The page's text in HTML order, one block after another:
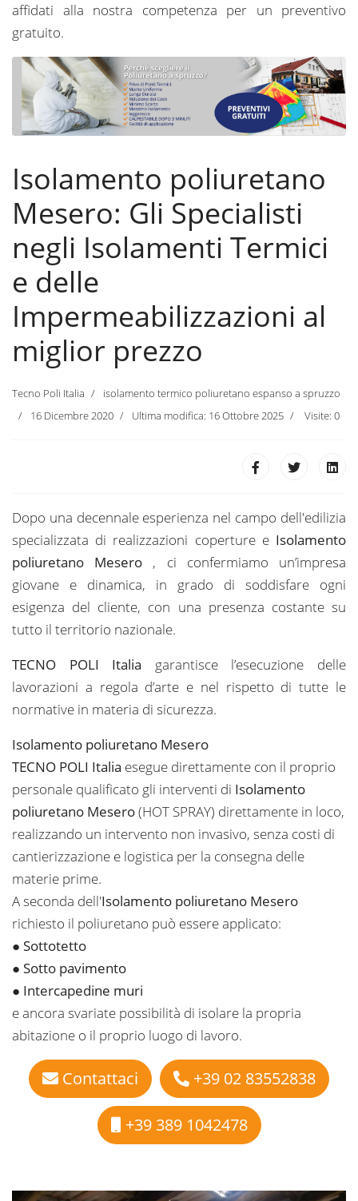
affidati alla nostra competenza per un preventivo
gratuito.
Isolamento poliuretano
Mesero: Gli Specialisti
negli Isolamenti Termici
e delle
Impermeabilizzazioni al
miglior prezzo
Tecno Poli Italia
isolamento termico poliuretano espanso a spruzzo
16 Dicembre 2020
Ultima modifica: 16 Ottobre 2025 Visite: 0
Dopo una decennale esperienza nel campo dell'edilizia
specializzata di realizzazioni coperture e Isolamento
poliuretano Mesero , ci confermiamo un’impresa
giovane e dinamica, in grado di soddisfare ogni
esigenza del cliente, con una presenza costante su
tutto il territorio nazionale.
TECNO POLI Italia garantisce l’esecuzione delle
lavorazioni a regola d’arte e nel rispetto di tutte le
normative in materia di sicurezza.
Isolamento poliuretano Mesero
TECNO POLI Italia esegue direttamente con il proprio
personale qualificato gli interventi di Isolamento
poliuretano Mesero(HOT SPRAY) direttamente in loco,
realizzando un intervento non invasivo, senza costi di
cantierizzazione e logistica per la consegna delle
materie prime.
A seconda dell'Isolamento poliuretano Mesero
richiesto il poliuretano può essere applicato:
● Sottotetto
● Sotto pavimento
● Intercapedine muri
e ancora svariate possibilità di isolare la propria
abitazione o il proprio luogo di lavoro.
Contattaci +39 02 83552838
+39 389 1042478